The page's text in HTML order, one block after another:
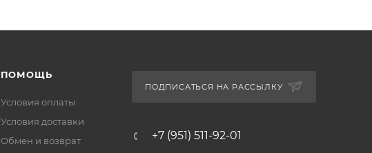
ПОМОЩЬ
Условия оплаты
Условия доставки
Обмен и возврат
ПОДПИСАТЬСЯ НА РАССЫЛКУ
+7 (951) 511-92-01